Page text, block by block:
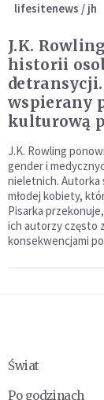
lifesitenews / jh
J.K.
historii
wspierany
kulturową
J.K. Rowling
gender i
nieletnich. Autorka
młodej kobiety,
Pisarka
ich autorzy często
konsekwencjami
Świat
Po godzinach